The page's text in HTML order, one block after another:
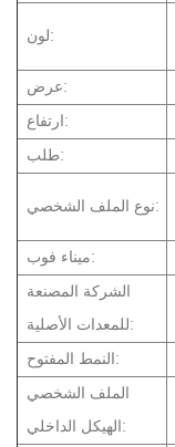
لون:
عرض:
ارتفاع:
طلب:
نوع الملف الشخصي:
ميناء فوب:
الشركة المصنعة
للمعدات الأصلية:
النمط المفتوح:
الملف الشخصي
الهيكل الداخلي: